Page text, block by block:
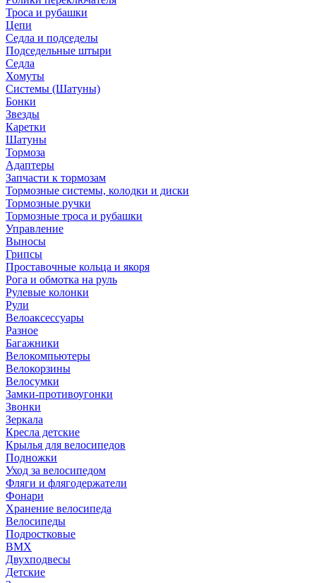
Троса и рубашки
Цепи
Седла и подседелы
Подседельные штыри
Седла
Хомуты
Системы (Шатуны)
Бонки
Звезды
Каретки
Шатуны
Тормоза
Адаптеры
Запчасти к тормозам
Тормозные системы, колодки и диски
Тормозные ручки
Тормозные троса и рубашки
Управление
Выносы
Грипсы
Проставочные кольца и якоря
Рога и обмотка на руль
Рулевые колонки
Рули
Велоаксессуары
Разное
Багажники
Велокомпьютеры
Велокорзины
Велосумки
Замки-противоугонки
Звонки
Зеркала
Кресла детские
Крылья для велосипедов
Подножки
Уход за велосипедом
Фляги и флягодержатели
Фонари
Хранение велосипеда
Велосипеды
Подростковые
BMX
Двухподвесы
Детские